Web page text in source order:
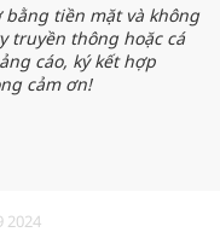
tiền mặt và không
truyền thông hoặc cá
cáo, ký kết hợp
cảm ơn!
2024